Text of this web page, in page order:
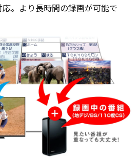
応。より長時間の録画が可能で